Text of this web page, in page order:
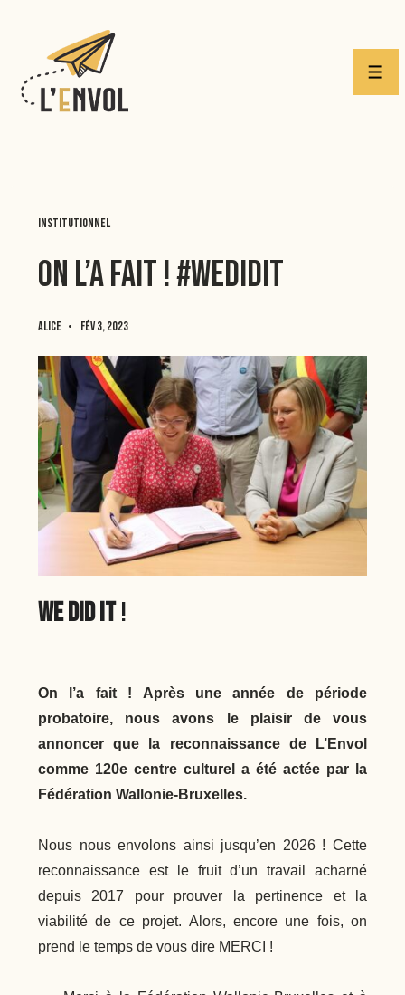
contenu
principal
Institutionnel
On l’a fait ! #Wedidit
Alice Fév 3, 2023
WE DID IT!
On l’a fait ! Après une année de période
probatoire, nous avons le plaisir de vous
annoncer que la reconnaissance de L’Envol
comme 120e centre culturel a été actée par la
Fédération Wallonie-Bruxelles.
Nous nous envolons ainsi jusqu’en 2026 ! Cette
reconnaissance est le fruit d’un travail acharné
depuis 2017 pour prouver la pertinence et la
viabilité de ce projet. Alors, encore une fois, on
prend le temps de vous dire MERCI !